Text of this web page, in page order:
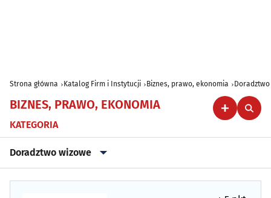
Strona główna Katalog Firm i Instytucji Biznes, prawo, ekonomia
BIZNES, PRAWO, EKONOMIA
KATEGORIA
Doradztwo wizowe
Adwokaci, Radcowie prawni(168)